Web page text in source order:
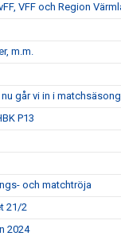
VFF och Region
m.m.
går vi in i
P13
och matchtröja
21/2
2024